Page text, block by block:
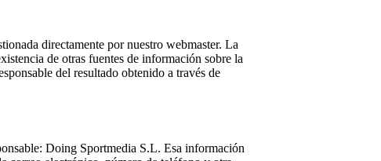
directamente por nuestro webmaster. La
de otras fuentes de información sobre la
del resultado obtenido a través de
Doing Sportmedia S.L. Esa información